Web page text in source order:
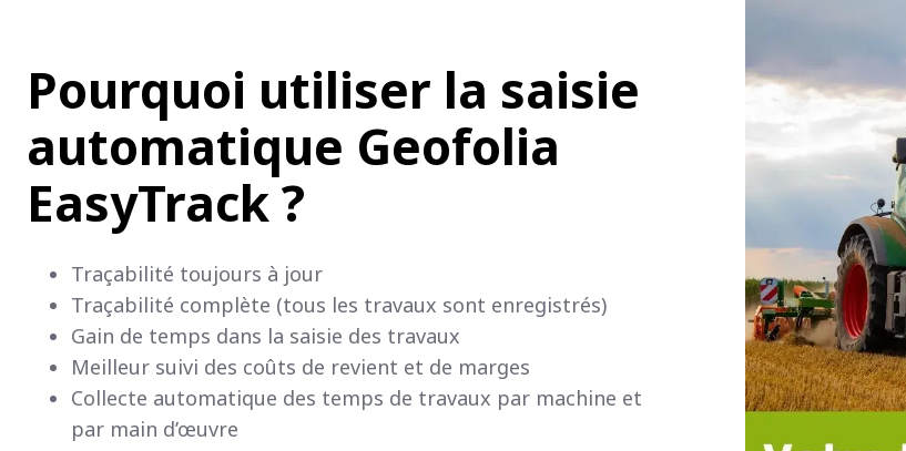
Pourquoi utiliser la saisie
automatique Geofolia
EasyTrack?
Traçabilité toujours à jour
Traçabilité complète (tous les travaux sont enregistrés)
Gain de temps dans la saisie des travaux
Meilleur suivi des coûts de revient et de marges
Collecte automatique des temps de travaux par machine et
par main d’œuvre